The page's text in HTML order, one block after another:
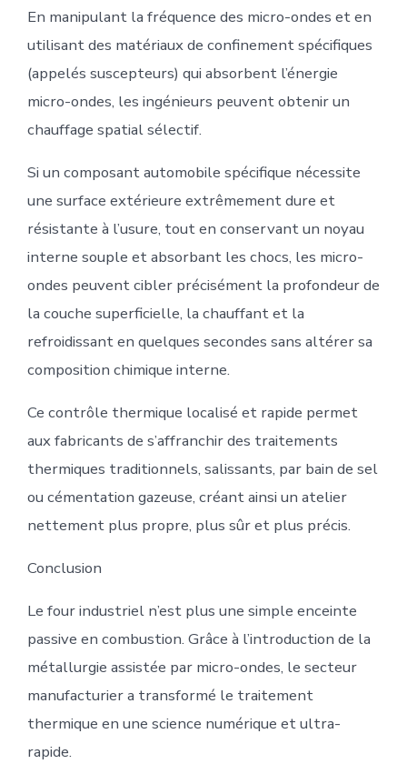
En manipulant la fréquence des micro-ondes et en
utilisant des matériaux de confinement spécifiques
(appelés suscepteurs) qui absorbent l’énergie
micro-ondes, les ingénieurs peuvent obtenir un
chauffage spatial sélectif.
Si un composant automobile spécifique nécessite
une surface extérieure extrêmement dure et
résistante à l’usure, tout en conservant un noyau
interne souple et absorbant les chocs, les micro-
ondes peuvent cibler précisément la profondeur de
la couche superficielle, la chauffant et la
refroidissant en quelques secondes sans altérer sa
composition chimique interne.
Ce contrôle thermique localisé et rapide permet
aux fabricants de s’affranchir des traitements
thermiques traditionnels, salissants, par bain de sel
ou cémentation gazeuse, créant ainsi un atelier
nettement plus propre, plus sûr et plus précis.
Conclusion
Le four industriel n’est plus une simple enceinte
passive en combustion. Grâce à l’introduction de la
métallurgie assistée par micro-ondes, le secteur
manufacturier a transformé le traitement
thermique en une science numérique et ultra-
rapide.